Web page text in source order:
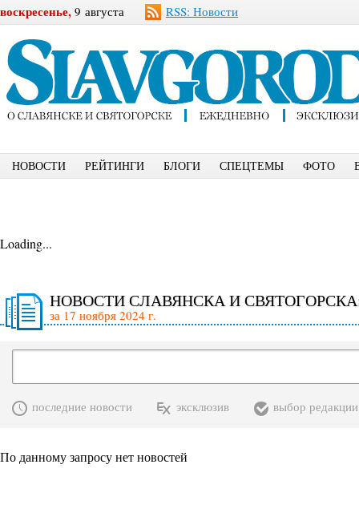
воскресенье, 9 августа RSS: Новости
НОВОСТИ РЕЙТИНГИ БЛОГИ СПЕЦТЕМЫ ФОТО
Loading...
НОВОСТИ СЛАВЯНСКА И
за 17 ноября 2024 г.
последние новости эксклюзив выбор редакции
По данному запросу нет новостей